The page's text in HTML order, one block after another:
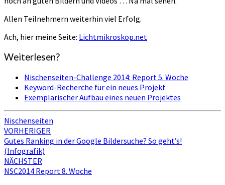
Allen Teilnehmern weiterhin viel Erfolg.
Ach, hier meine Seite: Lichtmikroskop.net
Weiterlesen?
Nischenseiten-Challenge 2014: Report 5. Woche
Keyword-Recherche für ein neues Projekt
Exemplarischer Aufbau eines neuen Projektes
Nischenseiten
Beitragsnavigation
VORHERIGER
Gutes Ranking in der Google Bildersuche? So geht’s!
(Infografik)
NÄCHSTER
NSC2014 Report 8. Woche